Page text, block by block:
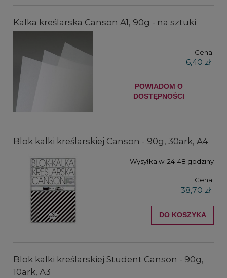
Kalka kreślarska Canson A1, 90g - na sztuki
Cena:
6,40 zł
POWIADOM O
DOSTĘPNOŚCI
Blok kalki kreślarskiej Canson - 90g, 30ark, A4
Wysyłka w: 24-48 godziny
Cena:
38,70 zł
DO KOSZYKA
Blok kalki kreślarskiej Student Canson - 90g,
10ark, A3